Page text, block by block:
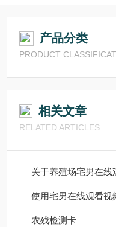
产品分类
PRODUCT
相关文章
RELATED ARTICLES
关于养殖场宅男在
使用宅男在线观看视
农残检测卡